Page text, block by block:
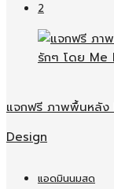
2
แจกฟรี ภาพพื้นหลัง
Design
แอดมินนมสด